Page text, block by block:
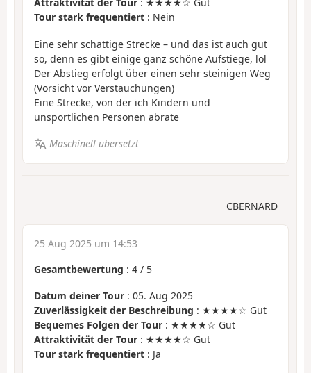
Attraktivität der Tour : ★★★★☆ Gut
Tour stark frequentiert : Nein
Eine sehr schattige Strecke – und das ist auch gut
so, denn es gibt einige ganz schöne Aufstiege, lol
Der Abstieg erfolgt über einen sehr steinigen Weg
(Vorsicht vor Verstauchungen)
Eine Strecke, von der ich Kindern und
unsportlichen Personen abrate
Maschinell übersetzt
CBERNARD
25 Aug 2025 um 14:53
Gesamtbewertung : 4 / 5
Datum deiner Tour : 05. Aug 2025
Zuverlässigkeit der Beschreibung : ★★★★☆ Gut
Bequemes Folgen der Tour : ★★★★☆ Gut
Attraktivität der Tour : ★★★★☆ Gut
Tour stark frequentiert : Ja